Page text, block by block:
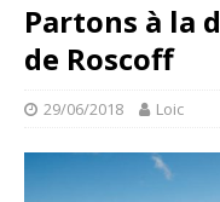
Partons à la
de Roscoff
29/06/2018 Loic